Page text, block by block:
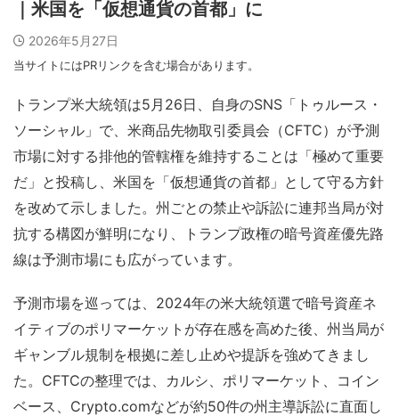
｜米国を「仮想通貨の首都」に
2026年5月27日
当サイトにはPRリンクを含む場合があります。
トランプ米大統領は5月26日、自身のSNS「トゥルース・
ソーシャル」で、米商品先物取引委員会（CFTC）が予測
市場に対する排他的管轄権を維持することは「極めて重要
だ」と投稿し、米国を「仮想通貨の首都」として守る方針
を改めて示しました。州ごとの禁止や訴訟に連邦当局が対
抗する構図が鮮明になり、トランプ政権の暗号資産優先路
線は予測市場にも広がっています。
予測市場を巡っては、2024年の米大統領選で暗号資産ネ
イティブのポリマーケットが存在感を高めた後、州当局が
ギャンブル規制を根拠に差し止めや提訴を強めてきまし
た。CFTCの整理では、カルシ、ポリマーケット、コイン
ベース、Crypto.comなどが約50件の州主導訴訟に直面し